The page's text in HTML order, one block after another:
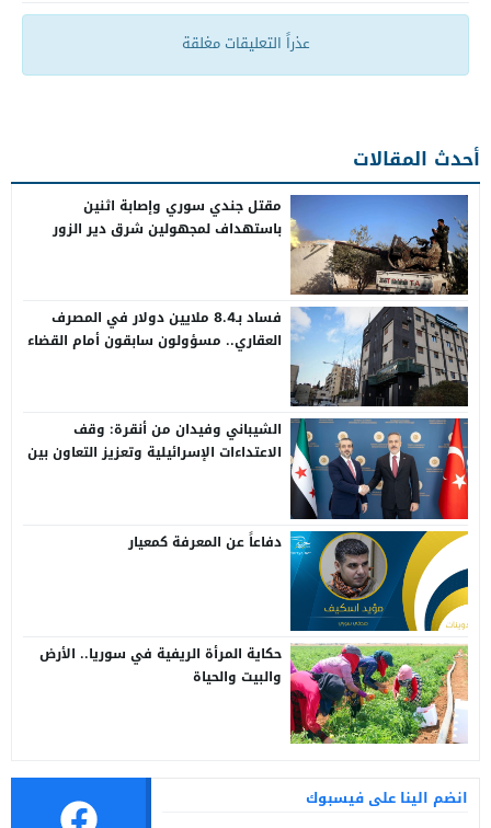
عذراً التعليقات مغلقة
أحدث المقالات
مقتل جندي سوري وإصابة اثنين
باستهداف لمجهولين شرق دير الزور
فساد بـ8.4 ملايين دولار في المصرف
العقاري.. مسؤولون سابقون أمام القضاء
الشيباني وفيدان من أنقرة: وقف
الاعتداءات الإسرائيلية وتعزيز التعاون بين
دفاعاً عن المعرفة كمعيار
حكاية المرأة الريفية في سوريا.. الأرض
والبيت والحياة
انضم الينا على فيسبوك